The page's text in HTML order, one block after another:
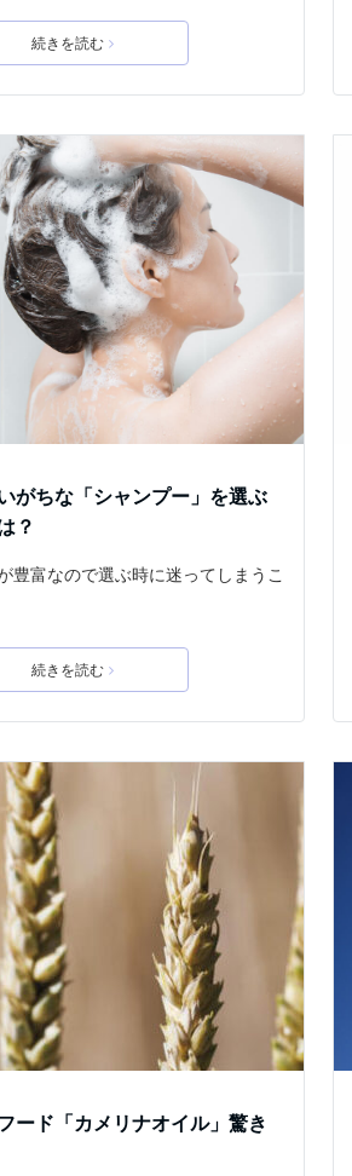
続きを読む
がちな「シャンプー」を選ぶ
？
豊富なので選ぶ時に迷ってしまうこ
続きを読む
ード「カメリナオイル」驚き